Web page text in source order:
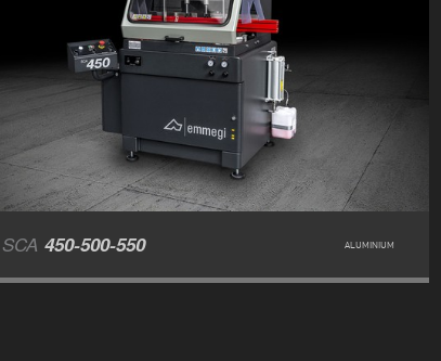
SCA 450-500-550 ALUMINIUM